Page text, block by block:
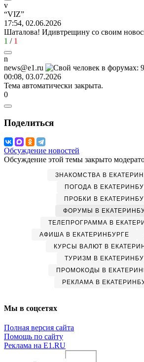
v
“VIZ”
17:54, 02.06.2026
Шаталова! Идивтрещину со своим
1 / 1
n
news@e1.ru
00:08, 03.07.2026
Тема автоматически закрыта.
0
Поделиться
Обсуждение новостей
Обсуждение этой темы закрыто
ЗНАКОМСТВА В
ПОГОДА В
ПРОБКИ В
ФОРУМЫ В
ТЕЛЕПРОГРАММА В
АФИША В ЕКАТЕРИНБУРГЕ
КУРСЫ ВАЛЮТ В
ТУРИЗМ В
ПРОМОКОДЫ В
РЕКЛАМА В
Мы в соцсетях
Полная версия сайта
Помощь по сайту
Реклама на E1.RU